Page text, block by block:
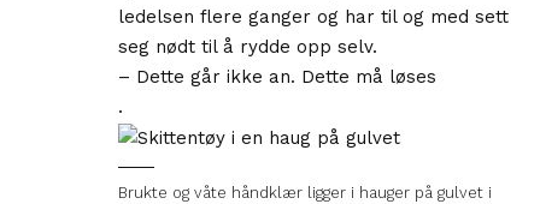
ledelsen flere ganger og har til og med sett
seg nødt til å rydde opp selv.
– Dette går ikke an. Dette må løses
.
Brukte og våte håndklær ligger i hauger på gulvet i